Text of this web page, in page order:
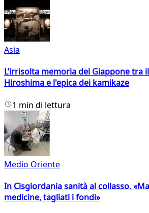
Asia
L’irrisolta memoria del Giappone tra
Hiroshima e l'epica dei kamikaze
1 min di lettura
Medio Oriente
In Cisgiordania sanità al collasso.
medicine, tagliati i fondi»